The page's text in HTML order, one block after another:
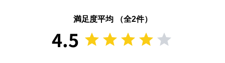
満足度平均 （全2件）
4.5